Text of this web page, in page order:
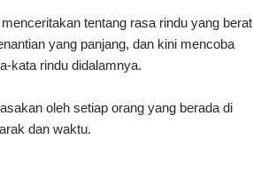
tentang rasa rindu yang berat
yang panjang, dan kini mencoba
kata rindu didalamnya.
oleh setiap orang yang berada di
dan waktu.